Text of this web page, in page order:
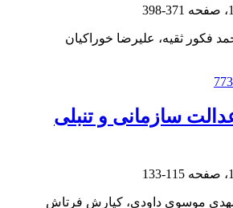
371-398
فکور ثقیه، علیرضا خوراکیان
سازمانی و تنبلی
115-133
موسوی داودی، کیارش فرتاش